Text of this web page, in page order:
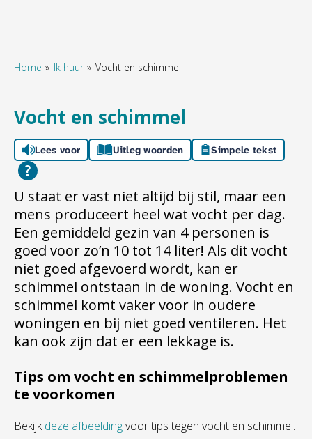
Naar hoofdinhoud
Naar hoofdnavigatiemenu
Naar zoeken
Home Ik huur Vocht en schimmel
Vocht en schimmel
Lees voor Uitleg woorden Simpele tekst
U staat er vast niet altijd bij stil, maar een
mens produceert heel wat vocht per dag.
Een gemiddeld gezin van 4 personen is
goed voor zo’n 10 tot 14 liter! Als dit vocht
niet goed afgevoerd wordt, kan er
schimmel ontstaan in de woning. Vocht en
schimmel komt vaker voor in oudere
woningen en bij niet goed ventileren. Het
kan ook zijn dat er een lekkage is.
Tips om vocht en schimmelproblemen
te voorkomen
Bekijkdeze afbeeldingvoor tips tegen vocht en schimmel.